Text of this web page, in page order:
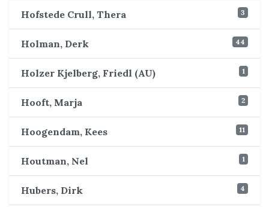
Hofstede Crull, Thera 3
Holman, Derk 44
Holzer Kjelberg, Friedl (AU) 1
Hooft, Marja 2
Hoogendam, Kees 11
Houtman, Nel 1
Hubers, Dirk 4